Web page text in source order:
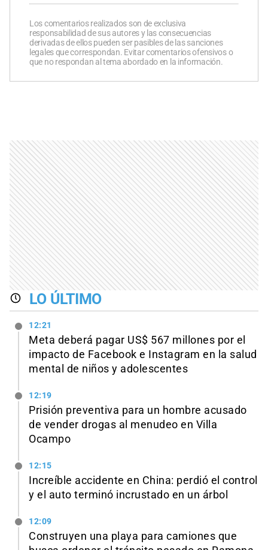
Los comentarios realizados son de exclusiva
responsabilidad de sus autores y las consecuencias
derivadas de ellos pueden ser pasibles de las sanciones
legales que correspondan. Evitar comentarios ofensivos o
que no respondan al tema abordado en la información.
LO ÚLTIMO
12:21
Meta deberá pagar US$ 567 millones por el
impacto de Facebook e Instagram en la salud
mental de niños y adolescentes
12:19
Prisión preventiva para un hombre acusado
de vender drogas al menudeo en Villa
Ocampo
12:15
Increíble accidente en China: perdió el control
y el auto terminó incrustado en un árbol
12:09
Construyen una playa para camiones que